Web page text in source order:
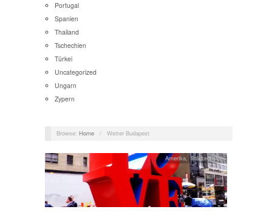
Portugal
Spanien
Thailand
Tschechien
Türkei
Uncategorized
Ungarn
Zypern
Browse: Home / Wetter Budapest
Amerika,Städtereisen